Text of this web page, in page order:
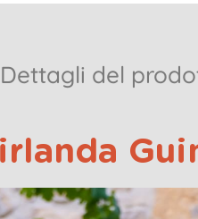
Dettagli del